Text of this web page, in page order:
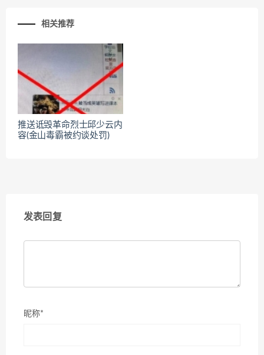
相关推荐
推送诋毁革命烈士邱少云内
容(金山毒霸被约谈处罚)
发表回复
昵称*